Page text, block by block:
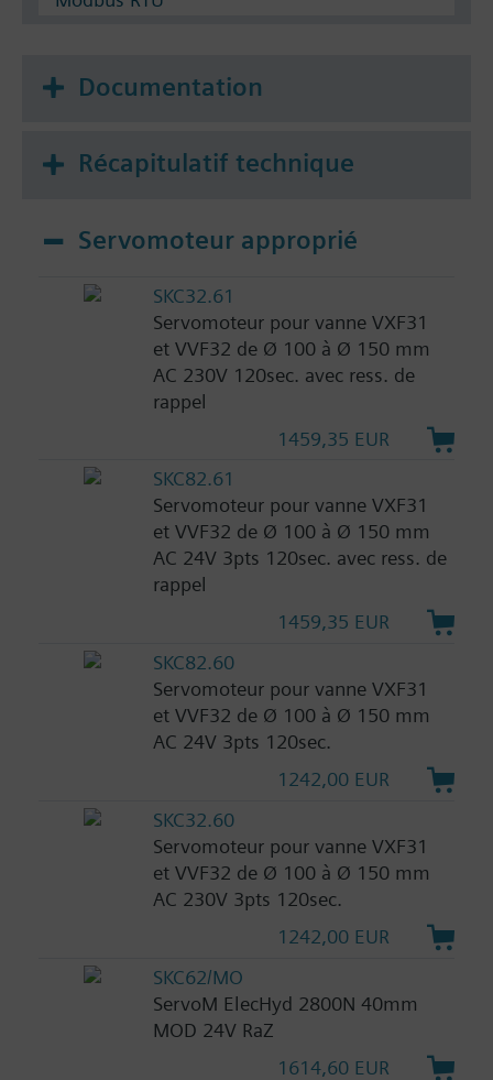
Documentation
Récapitulatif technique
Servomoteur approprié
SKC32.61
Servomoteur pour vanne VXF31
et VVF32 de Ø 100 à Ø 150 mm
AC 230V 120sec. avec ress. de
rappel
1459,35 EUR
SKC82.61
Servomoteur pour vanne VXF31
et VVF32 de Ø 100 à Ø 150 mm
AC 24V 3pts 120sec. avec ress. de
rappel
1459,35 EUR
SKC82.60
Servomoteur pour vanne VXF31
et VVF32 de Ø 100 à Ø 150 mm
AC 24V 3pts 120sec.
1242,00 EUR
SKC32.60
Servomoteur pour vanne VXF31
et VVF32 de Ø 100 à Ø 150 mm
AC 230V 3pts 120sec.
1242,00 EUR
SKC62/MO
ServoM ElecHyd 2800N 40mm
MOD 24V RaZ
1614,60 EUR